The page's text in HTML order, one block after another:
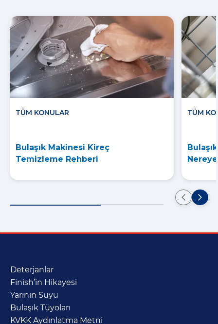
Bulaşık Makinesi Kireç
Temizleme Rehberi
TÜM KONULAR TÜM
Deterjanlar
Finish’in Hikayesi
Yarının Suyu
Bulaşık Tüyoları
KVKK Aydınlatma Metni